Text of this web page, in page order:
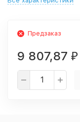
Предзаказ
9 807,87 ₽